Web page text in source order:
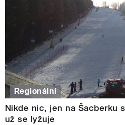
Regionální
Nikde nic, jen na Šacberku
už se lyžuje